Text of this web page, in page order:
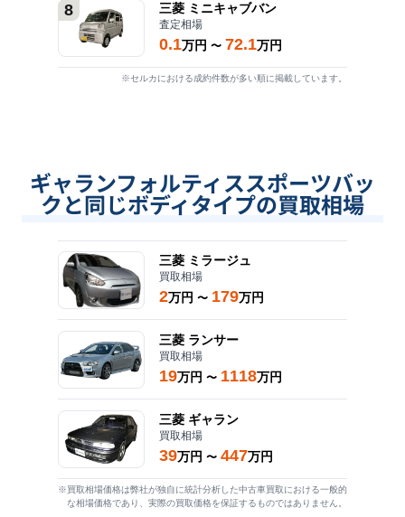
8 三菱 ミニキャブバン
査定相場
0.1万円 〜 72.1万円
※セルカにおける成約件数が多い順に掲載しています。
ギャランフォルティススポーツバッ
クと同じボディタイプの買取相場
三菱 ミラージュ
買取相場
2万円 〜 179万円
三菱 ランサー
買取相場
19万円 〜 1118万円
三菱 ギャラン
買取相場
39万円 〜 447万円
※買取相場価格は弊社が独自に統計分析した中古車買取における一般的
な相場価格であり、実際の買取価格を保証するものではありません。